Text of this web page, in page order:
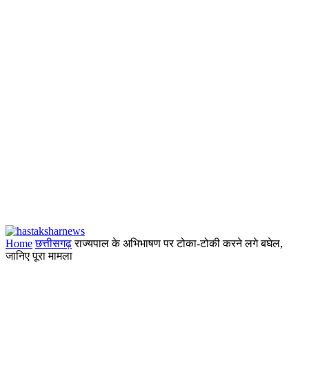
Home छत्तीसगढ़ राज्यपाल के अभिभाषण पर टोका-टोकी करने लगे बघेल,
जानिए पूरा मामला